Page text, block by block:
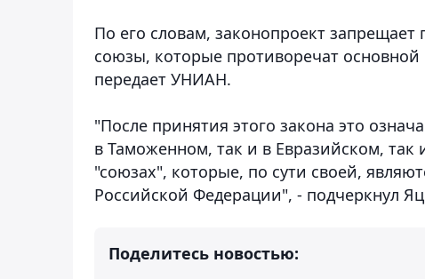
По его словам, законопроект
союзы, которые противоречат
передает УНИАН.
"После принятия этого закона это
в Таможенном, так и в Евразийском, так
"союзах", которые, по сути своей,
Российской Федерации", - подчеркнул
Поделитесь новостью: